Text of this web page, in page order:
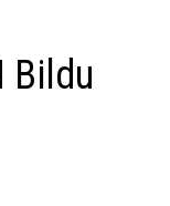
Bildu